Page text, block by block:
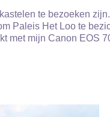
te bezoeken
Paleis Het Loo te
met mijn Canon EOS